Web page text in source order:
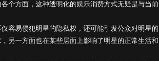
个方面，这种透明化的娱乐消费方式无疑是与当前
容易侵犯明星的隐私权，还可能引发公众对明星的
另一方面也在某些层面上影响了明星的正常生活和